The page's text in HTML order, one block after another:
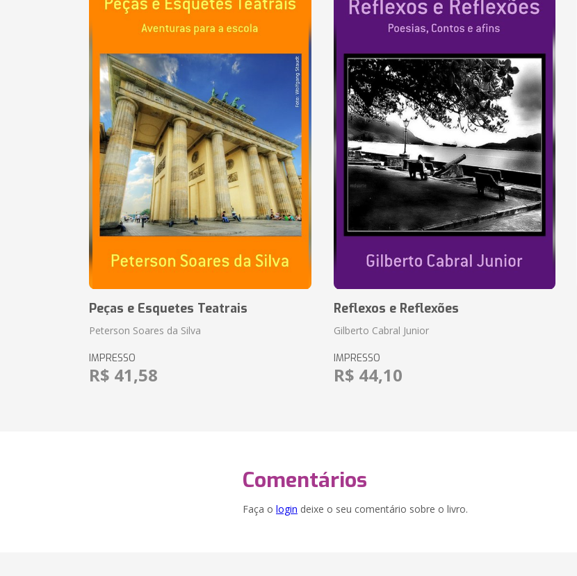
Peças e Esquetes Teatrais
Peterson Soares da Silva
IMPRESSO
R$ 41,58
Reflexos e Reflexões
Gilberto Cabral Junior
IMPRESSO
R$ 44,10
Comentários
Faça o login deixe o seu comentário sobre o livro.